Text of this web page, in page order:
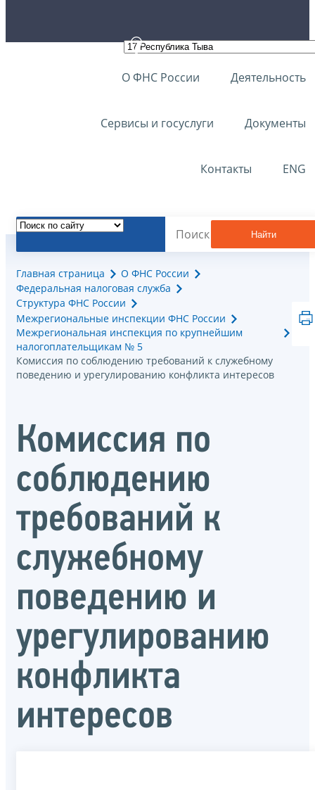
О ФНС России Деятельность
Сервисы и госуслуги Документы
Контакты ENG
Найти
Главная страница
О ФНС России
Федеральная налоговая служба
Структура ФНС России
Межрегиональные инспекции ФНС России
Межрегиональная инспекция по крупнейшим
налогоплательщикам № 5
Комиссия по соблюдению требований к служебному
поведению и урегулированию конфликта интересов
Комиссия по
соблюдению
требований к
служебному
поведению и
урегулированию
конфликта
интересов